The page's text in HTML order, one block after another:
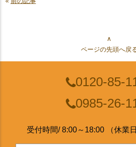
∧
ページの先頭へ戻
0120-85-
0985-26-
受付時間/ 8:00～18:00 （休業